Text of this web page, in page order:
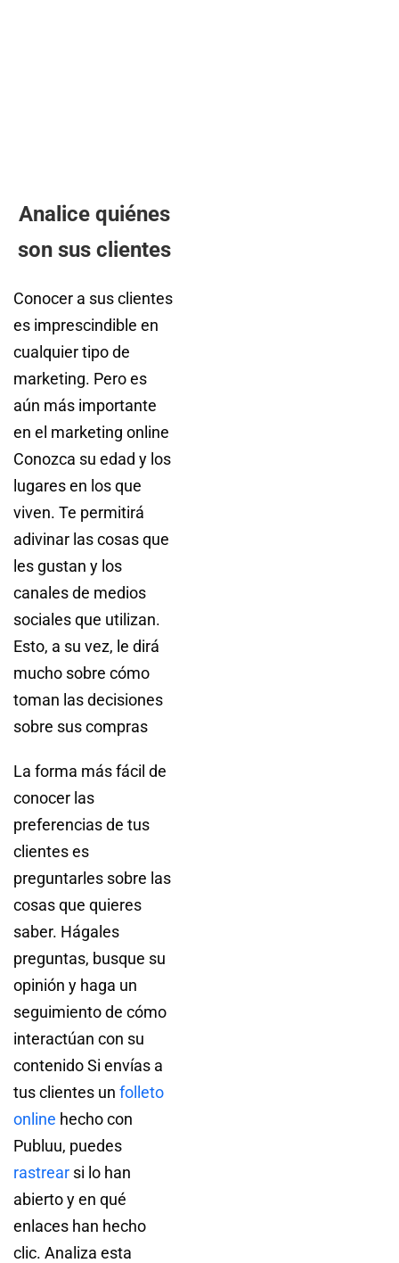
Analice quiénes
son sus clientes
Conocer a sus clientes
es imprescindible en
cualquier tipo de
marketing. Pero es
aún más importante
en el marketing online
Conozca su edad y los
lugares en los que
viven. Te permitirá
adivinar las cosas que
les gustan y los
canales de medios
sociales que utilizan.
Esto, a su vez, le dirá
mucho sobre cómo
toman las decisiones
sobre sus compras
La forma más fácil de
conocer las
preferencias de tus
clientes es
preguntarles sobre las
cosas que quieres
saber. Hágales
preguntas, busque su
opinión y haga un
seguimiento de cómo
interactúan con su
contenido Si envías a
tus clientes un folleto
online hecho con
Publuu, puedes
rastrear si lo han
abierto y en qué
enlaces han hecho
clic. Analiza esta